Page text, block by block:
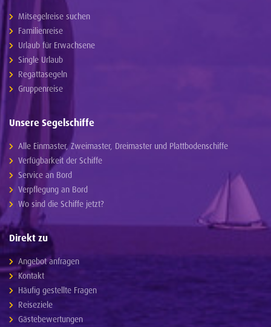
Mitsegelreise suchen
Familienreise
Urlaub für Erwachsene
Single Urlaub
Regattasegeln
Gruppenreise
Unsere Segelschiffe
Alle Einmaster, Zweimaster, Dreimaster und Plattbodenschiffe
Verfügbarkeit der Schiffe
Service an Bord
Verpflegung an Bord
Wo sind die Schiffe jetzt?
Direkt zu
Angebot anfragen
Kontakt
Häufig gestellte Fragen
Reiseziele
Gästebewertungen